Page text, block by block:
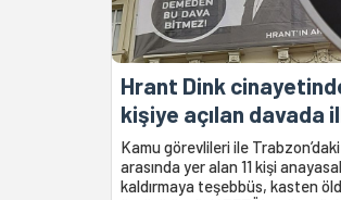
Hrant Dink
kişiye açılan davada
Kamu görevlileri ile
arasında yer alan 11 kişi
kaldırmaya teşebbüs, kasten